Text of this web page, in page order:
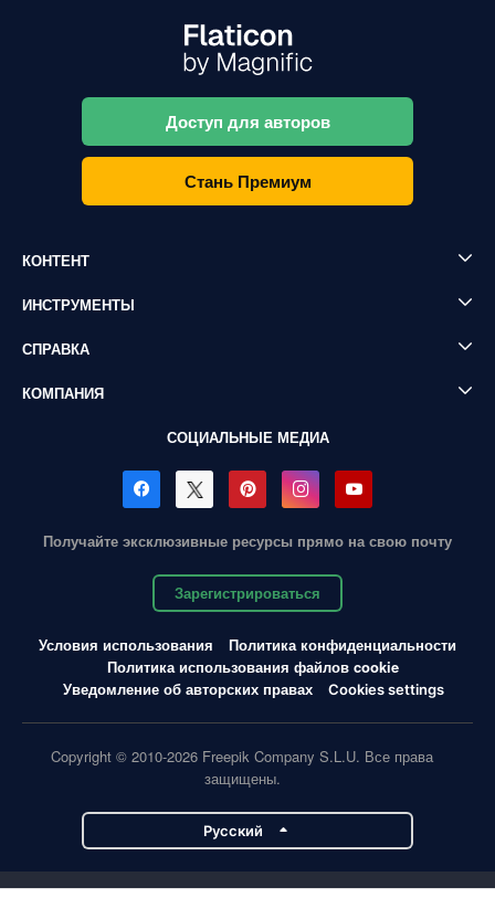
Доступ для авторов
Стань Премиум
КОНТЕНТ
ИНСТРУМЕНТЫ
СПРАВКА
КОМПАНИЯ
СОЦИАЛЬНЫЕ МЕДИА
Получайте эксклюзивные ресурсы прямо на свою почту
Зарегистрироваться
Условия использования
Политика конфиденциальности
Политика использования файлов cookie
Уведомление об авторских правах
Cookies settings
Copyright © 2010-2026 Freepik Company S.L.U. Все права
защищены.
Pусский